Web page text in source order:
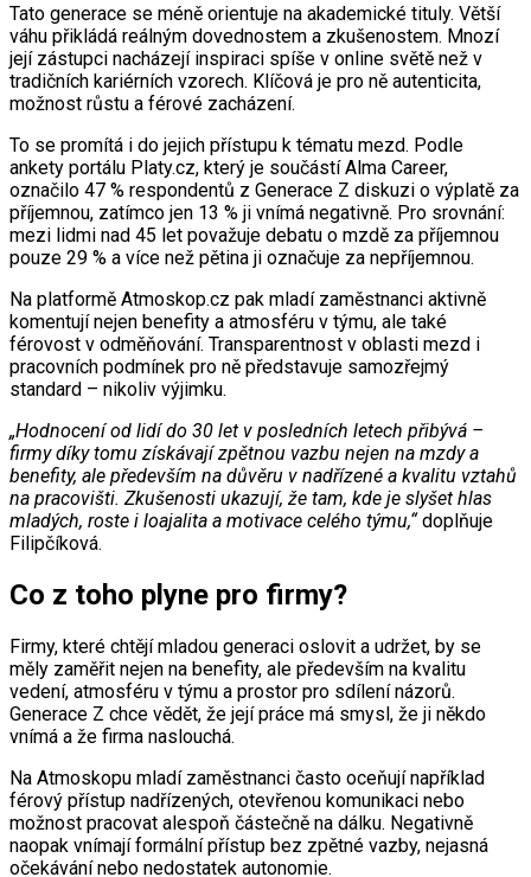
Tato generace se méně orientuje na akademické tituly. Větší
váhu přikládá reálným dovednostem a zkušenostem. Mnozí
její zástupci nacházejí inspiraci spíše v online světě než v
tradičních kariérních vzorech. Klíčová je pro ně autenticita,
možnost růstu a férové zacházení.
To se promítá i do jejich přístupu k tématu mezd. Podle
ankety portálu Platy.cz, který je součástí Alma Career,
označilo 47 % respondentů z Generace Z diskuzi o výplatě za
příjemnou, zatímco jen 13 % ji vnímá negativně. Pro srovnání:
mezi lidmi nad 45 let považuje debatu o mzdě za příjemnou
pouze 29 % a více než pětina ji označuje za nepříjemnou.
Na platformě Atmoskop.cz pak mladí zaměstnanci aktivně
komentují nejen benefity a atmosféru v týmu, ale také
férovost v odměňování. Transparentnost v oblasti mezd i
pracovních podmínek pro ně představuje samozřejmý
standard – nikoliv výjimku.
„Hodnocení od lidí do 30 let v posledních letech přibývá –
firmy díky tomu získávají zpětnou vazbu nejen na mzdy a
benefity, ale především na důvěru v nadřízené a kvalitu vztahů
na pracovišti. Zkušenosti ukazují, že tam, kde je slyšet hlas
mladých, roste i loajalita a motivace celého týmu,“ doplňuje
Filipčíková.
Co z toho plyne pro firmy?
Firmy, které chtějí mladou generaci oslovit a udržet, by se
měly zaměřit nejen na benefity, ale především na kvalitu
vedení, atmosféru v týmu a prostor pro sdílení názorů.
Generace Z chce vědět, že její práce má smysl, že ji někdo
vnímá a že firma naslouchá.
Na Atmoskopu mladí zaměstnanci často oceňují například
férový přístup nadřízených, otevřenou komunikaci nebo
možnost pracovat alespoň částečně na dálku. Negativně
naopak vnímají formální přístup bez zpětné vazby, nejasná
očekávání nebo nedostatek autonomie.